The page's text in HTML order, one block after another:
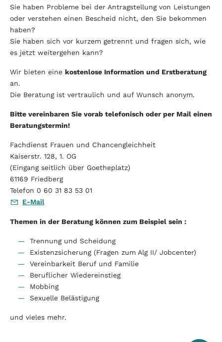
Sie haben Probleme bei der Antragstellung von Leistungen
oder verstehen einen Bescheid nicht, den Sie bekommen
haben?
Sie haben sich vor kurzem getrennt und fragen sich, wie
es jetzt weitergehen kann?
Wir bieten eine kostenlose Information und Erstberatung
an.
Die Beratung ist vertraulich und auf Wunsch anonym.
Bitte vereinbaren Sie vorab telefonisch oder per Mail einen
Beratungstermin!
Fachdienst Frauen und Chancengleichheit
Kaiserstr. 128, 1. OG
(Eingang seitlich über Goetheplatz)
61169 Friedberg
Telefon 0 60 31 83 53 01
E-Mail
Themen in der Beratung können zum Beispiel sein :
Trennung und Scheidung
Existenzsicherung (Fragen zum Alg II/ Jobcenter)
Vereinbarkeit Beruf und Familie
Beruflicher Wiedereinstieg
Mobbing
Sexuelle Belästigung
und vieles mehr.